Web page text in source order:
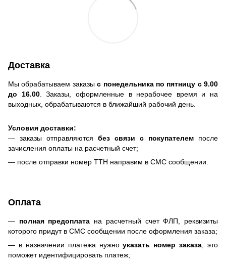
Доставка
Мы обрабатываем заказыс понедельника по пятницу с 9.00
до 16.00. Заказы, оформленные в нерабочее время и на
выходных, обрабатываются в ближайший рабочий день.
Условия доставки:
— заказы отправляются без связи с покупателем после
зачисления оплаты на расчетный счет;
— после отправки номер ТТН направим в СМС сообщении.
Оплата
— полная предоплата на расчетный счет ФЛП, реквизиты
которого придут в СМС сообщении после оформления заказа;
— в назначении платежа нужноуказать номер заказа, это
поможет идентифицировать платеж;